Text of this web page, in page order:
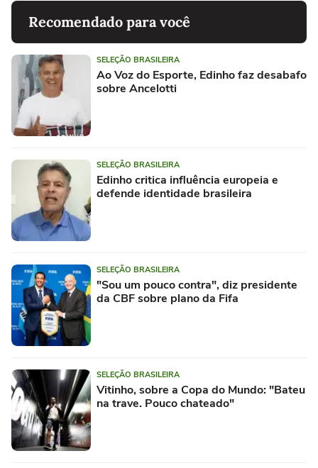
Recomendado para você
SELEÇÃO BRASILEIRA
Ao Voz do Esporte, Edinho faz desabafo
sobre Ancelotti
SELEÇÃO BRASILEIRA
Edinho critica influência europeia e
defende identidade brasileira
SELEÇÃO BRASILEIRA
"Sou um pouco contra", diz presidente
da CBF sobre plano da Fifa
SELEÇÃO BRASILEIRA
Vitinho, sobre a Copa do Mundo: "Bateu
na trave. Pouco chateado"